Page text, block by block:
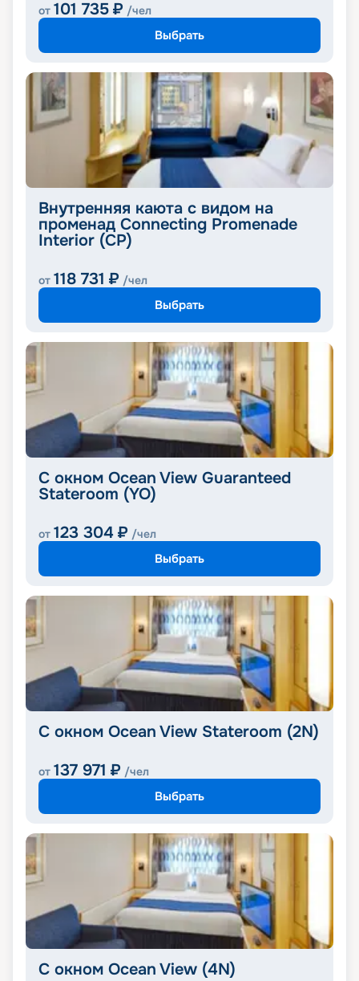
от 101 735 ₽ /чел
Выбрать
Внутренняя каюта с видом на
променад Connecting Promenade
Interior (CP)
от 118 731 ₽ /чел
Выбрать
С окном Ocean View Guaranteed
Stateroom (YO)
от 123 304 ₽ /чел
Выбрать
С окном Ocean View Stateroom (2N)
от 137 971 ₽ /чел
Выбрать
С окном Ocean View (4N)